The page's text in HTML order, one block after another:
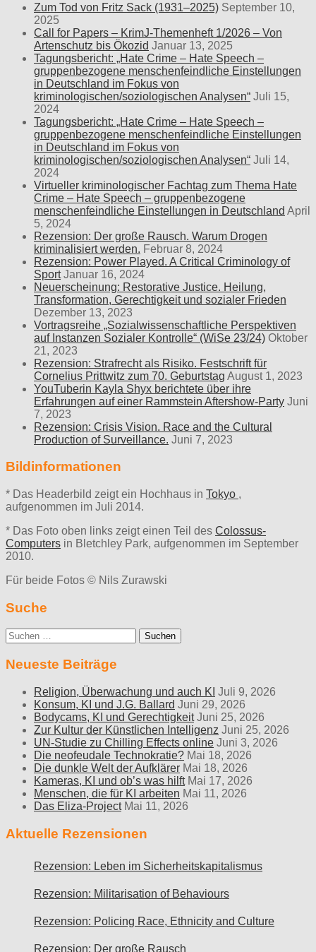
Zum Tod von Fritz Sack (1931–2025) September 10,
2025
Call for Papers – KrimJ-Themenheft 1/2026 – Von
Artenschutz bis Ökozid Januar 13, 2025
Tagungsbericht: „Hate Crime – Hate Speech –
gruppenbezogene menschenfeindliche Einstellungen
in Deutschland im Fokus von
kriminologischen/soziologischen Analysen“ Juli 15,
2024
Tagungsbericht: „Hate Crime – Hate Speech –
gruppenbezogene menschenfeindliche Einstellungen
in Deutschland im Fokus von
kriminologischen/soziologischen Analysen“ Juli 14,
2024
Virtueller kriminologischer Fachtag zum Thema Hate
Crime – Hate Speech – gruppenbezogene
menschenfeindliche Einstellungen in Deutschland April
5, 2024
Rezension: Der große Rausch. Warum Drogen
kriminalisiert werden. Februar 8, 2024
Rezension: Power Played. A Critical Criminology of
Sport Januar 16, 2024
Neuerscheinung: Restorative Justice. Heilung,
Transformation, Gerechtigkeit und sozialer Frieden
Dezember 13, 2023
Vortragsreihe „Sozialwissenschaftliche Perspektiven
auf Instanzen Sozialer Kontrolle“ (WiSe 23/24) Oktober
21, 2023
Rezension: Strafrecht als Risiko. Festschrift für
Cornelius Prittwitz zum 70. Geburtstag August 1, 2023
YouTuberin Kayla Shyx berichtete über ihre
Erfahrungen auf einer Rammstein Aftershow-Party Juni
7, 2023
Rezension: Crisis Vision. Race and the Cultural
Production of Surveillance. Juni 7, 2023
Bildinformationen
* Das Headerbild zeigt ein Hochhaus in Tokyo ,
aufgenommen im Juli 2014.
* Das Foto oben links zeigt einen Teil des Colossus-
Computers in Bletchley Park, aufgenommen im September
2010.
Für beide Fotos © Nils Zurawski
Suche
Suche
nach:
Neueste Beiträge
Religion, Überwachung und auch KI Juli 9, 2026
Konsum, KI und J.G. Ballard Juni 29, 2026
Bodycams, KI und Gerechtigkeit Juni 25, 2026
Zur Kultur der Künstlichen Intelligenz Juni 25, 2026
UN-Studie zu Chilling Effects online Juni 3, 2026
Die neofeudale Technokratie? Mai 18, 2026
Die dunkle Welt der Aufklärer Mai 18, 2026
Kameras, KI und ob’s was hilft Mai 17, 2026
Menschen, die für KI arbeiten Mai 11, 2026
Das Eliza-Project Mai 11, 2026
Aktuelle Rezensionen
Rezension: Leben im Sicherheitskapitalismus
Rezension: Militarisation of Behaviours
Rezension: Policing Race, Ethnicity and Culture
Rezension: Der große Rausch